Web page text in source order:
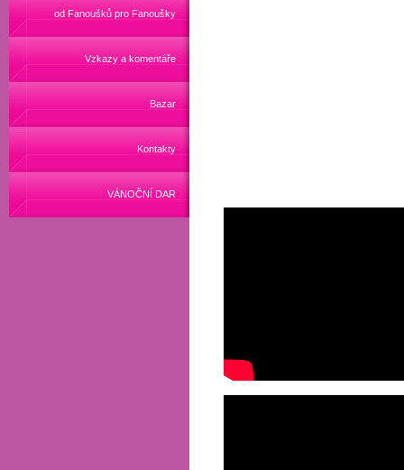
od Fanoušků pro Fanoušky
Vzkazy a komentáře
Bazar
Kontakty
VÁNOČNÍ DAR